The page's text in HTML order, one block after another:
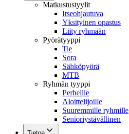
Matkustustyylit
Itseohjautuva
Yksityinen opastus
Liity ryhmään
Pyörätyyppi
Tie
Sora
Sähköpyörä
MTB
Ryhmän tyyppi
Perheille
Aloittelijoille
Suuremmille ryhmille
Senioriystävällinen